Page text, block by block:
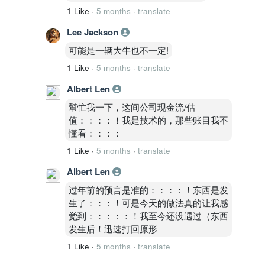
1 Like · 5 months · translate
Lee Jackson
可能是一辆大牛也不一定!
1 Like · 5 months · translate
Albert Len
幫忙我一下，这间公司现金流/估
值：：：：！我是技术的，那些账目我不
懂看：：：：
1 Like · 5 months · translate
Albert Len
过年前的预言是准的：：：：！东西是发
生了：：：！可是今天的做法真的让我感
觉到：：：：：！我至今还没遇过（东西
发生后！迅速打回原形
1 Like · 5 months · translate